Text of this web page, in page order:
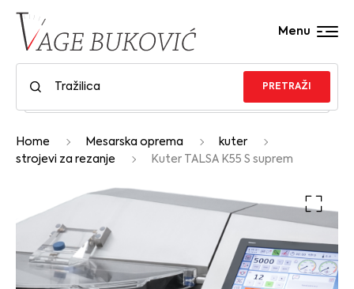
PRETRAŽI
Menu
Home Mesarska oprema
kuter
strojevi za rezanje
Kuter TALSA K55 S suprem